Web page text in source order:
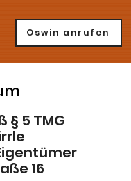
Oswin anrufen
5 TMG
16